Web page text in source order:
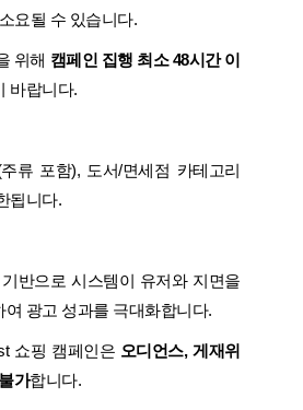
요될 수 있습니다.
위해 캠페인 집행 최소 48시간 이
바랍니다.
류 포함), 도서/면세점 카테고리
됩니다.
반으로 시스템이 유저와 지면을
여 광고 성과를 극대화합니다.
쇼핑 캠페인은 오디언스, 게재위
가합니다.